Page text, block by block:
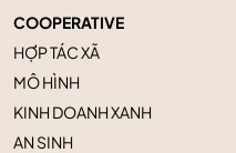
COOPERATIVE
HỢP TÁC XÃ
MÔ HÌNH
KINH DOANH XANH
AN SINH